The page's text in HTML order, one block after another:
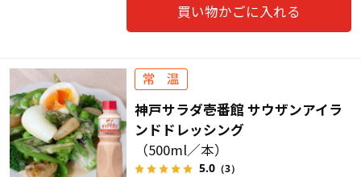
買い物かごに入れる
神戸サラダ壱番館 サウザンアイラ
ンドドレッシング
（500ml／本）
5.0（3）